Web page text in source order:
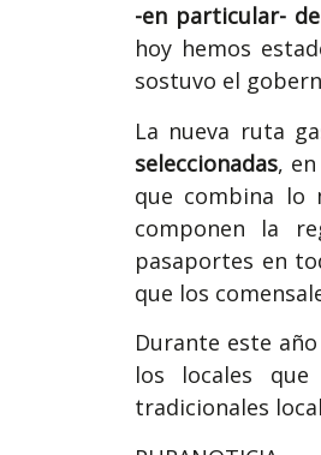
-en particular-
hoy hemos
sostuvo el
La nueva ruta
seleccionadas,
que combina lo
componen la
pasaportes en
que los
Durante este año
los locales
tradicionales